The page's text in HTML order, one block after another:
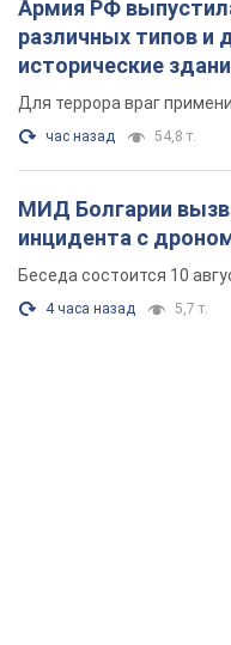
Армия РФ
различных типов и
исторические
Фото и видео
Для террора враг
час назад 54,8 т.
МИД Болгарии
инцидента с
Беседа состоится 10
4 часа назад 5,7 т.